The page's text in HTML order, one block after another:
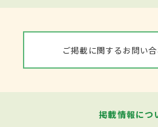
ご掲載に関するお問い
掲載情報につ